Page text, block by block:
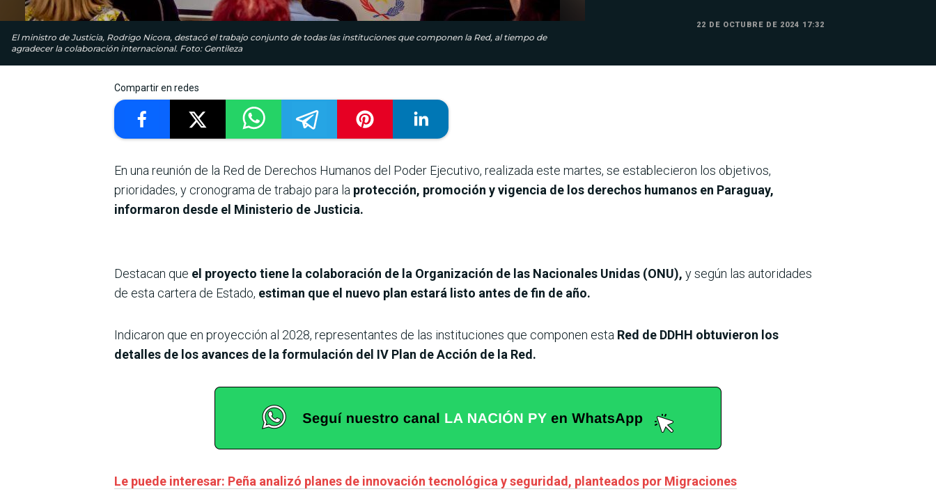
El ministro de Justicia, Rodrigo Nicora, destacó el trabajo conjunto de todas las instituciones que componen la Red, al tiempo de
agradecer la colaboración internacional. Foto: Gentileza
22 DE OCTUBRE DE 2024 17:32
Compartir en redes
En una reunión de la Red de Derechos Humanos del Poder Ejecutivo, realizada este martes, se establecieron los objetivos,
prioridades, y cronograma de trabajo para la protección, promoción y vigencia de los derechos humanos en Paraguay,
informaron desde el Ministerio de Justicia.
Destacan que el proyecto tiene la colaboración de la Organización de las Nacionales Unidas (ONU), y según las autoridades
de esta cartera de Estado, estiman que el nuevo plan estará listo antes de fin de año.
Indicaron que en proyección al 2028, representantes de las instituciones que componen esta Red de DDHH obtuvieron los
detalles de los avances de la formulación del IV Plan de Acción de la Red.
Le puede interesar: Peña analizó planes de innovación tecnológica y seguridad, planteados por Migraciones